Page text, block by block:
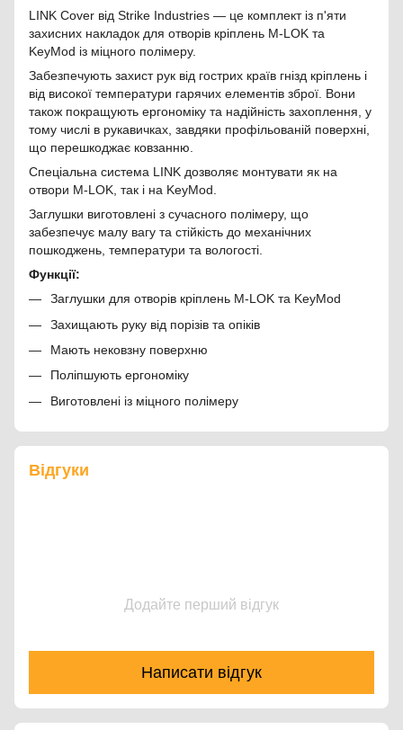
LINK Cover від Strike Industries — це комплект із п'яти
захисних накладок для отворів кріплень M-LOK та
KeyMod із міцного полімеру.
Забезпечують захист рук від гострих країв гнізд кріплень і
від високої температури гарячих елементів зброї. Вони
також покращують ергономіку та надійність захоплення, у
тому числі в рукавичках, завдяки профільованій поверхні,
що перешкоджає ковзанню.
Спеціальна система LINK дозволяє монтувати як на
отвори M-LOK, так і на KeyMod.
Заглушки виготовлені з сучасного полімеру, що
забезпечує малу вагу та стійкість до механічних
пошкоджень, температури та вологості.
Функції:
Заглушки для отворів кріплень M-LOK та KeyMod
Захищають руку від порізів та опіків
Мають нековзну поверхню
Поліпшують ергономіку
Виготовлені із міцного полімеру
Відгуки
Додайте перший відгук
Написати відгук